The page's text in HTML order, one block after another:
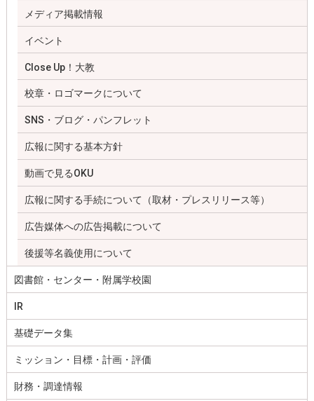
メディア掲載情報
イベント
Close Up！大教
校章・ロゴマークについて
SNS・ブログ・パンフレット
広報に関する基本方針
動画で見るOKU
広報に関する手続について（取材・プレスリリース等）
広告媒体への広告掲載について
後援等名義使用について
図書館・センター・附属学校園
IR
基礎データ集
ミッション・目標・計画・評価
財務・調達情報